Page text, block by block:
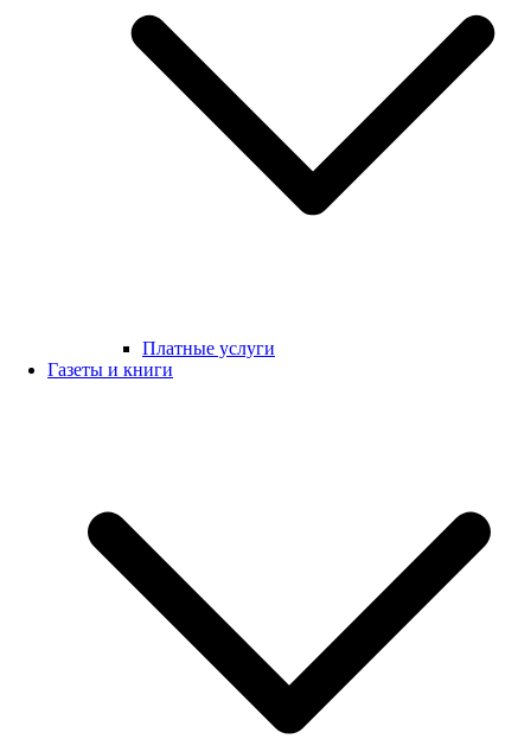
Платные услуги
Газеты и книги